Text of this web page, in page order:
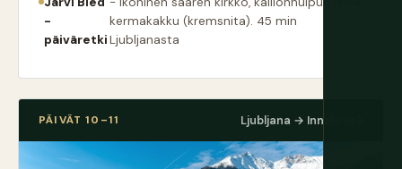
-
päiväretki
kermakakku (kremsnita). 45 min
Ljubljanasta
PÄIVÄT 10–11 Ljubljana → Innsbruck